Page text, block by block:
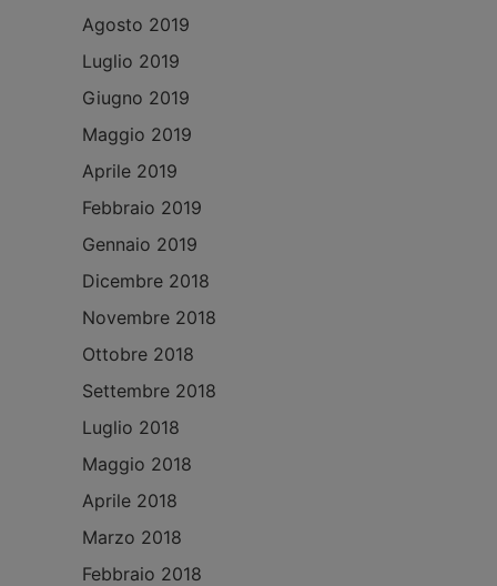
Agosto 2019
Luglio 2019
Giugno 2019
Maggio 2019
Aprile 2019
Febbraio 2019
Gennaio 2019
Dicembre 2018
Novembre 2018
Ottobre 2018
Settembre 2018
Luglio 2018
Maggio 2018
Aprile 2018
Marzo 2018
Febbraio 2018